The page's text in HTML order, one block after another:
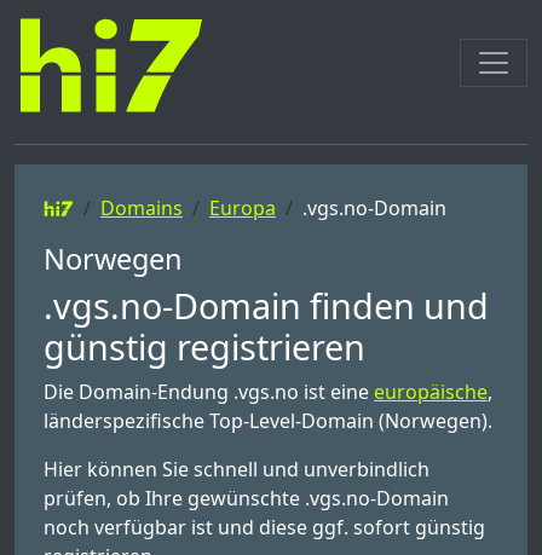
Domains Europa .vgs.no-Domain
Norwegen
.vgs.no-Domain finden und
günstig registrieren
Die Domain-Endung .vgs.no ist eine europäische,
länderspezifische Top-Level-Domain (Norwegen).
Hier können Sie schnell und unverbindlich
prüfen, ob Ihre gewünschte .vgs.no-Domain
noch verfügbar ist und diese ggf. sofort günstig